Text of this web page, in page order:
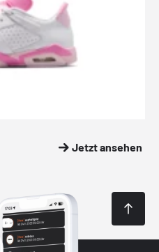
Jetzt ansehen